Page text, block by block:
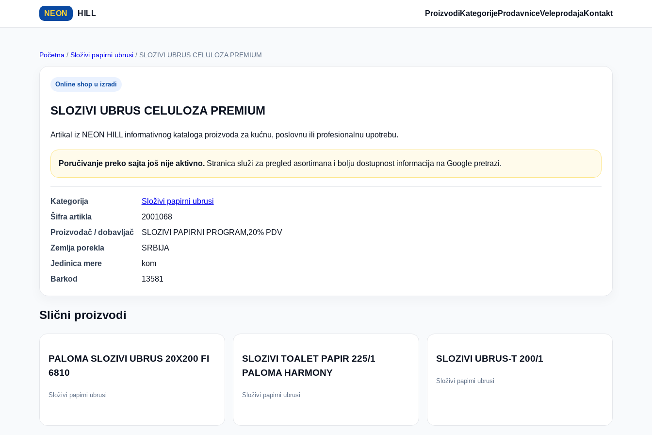
NEON HILL ProizvodiKategorijeProdavniceVeleprodajaKontakt
Početna / Složivi papirni ubrusi/ SLOZIVI UBRUS CELULOZA PREMIUM
Online shop u izradi
SLOZIVI UBRUS CELULOZA PREMIUM
Artikal iz NEON HILL informativnog kataloga proizvoda za kućnu, poslovnu ili profesionalnu upotrebu.
Poručivanje preko sajta još nije aktivno.Stranica služi za pregled asortimana i bolju dostupnost informacija na Google pretrazi.
Kategorija
Složivi papirni ubrusi
Šifra artikla
2001068
Proizvođač / dobavljač
SLOZIVI PAPIRNI PROGRAM,20% PDV
Zemlja porekla
SRBIJA
Jedinica mere
kom
Barkod
13581
Slični proizvodi
PALOMA SLOZIVI UBRUS 20X200 FI
6810
Složivi papirni ubrusi
SLOZIVI TOALET PAPIR 225/1
PALOMA HARMONY
Složivi papirni ubrusi
SLOZIVI UBRUS-T 200/1
Složivi papirni ubrusi